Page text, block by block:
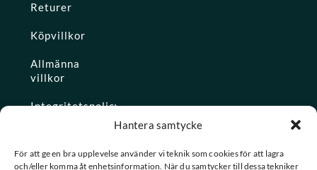
Hantera samtycke
För att ge en bra upplevelse använder vi teknik som cookies för att lagra
och/eller komma åt enhetsinformation. När du samtycker till dessa tekniker
Returer
Köpvillkor
Allmänna
villkor
Integritetspolicy